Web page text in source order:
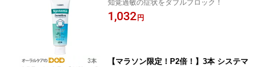
g 1本【医薬部外品】【歯磨き粉 フッ
素】【メール便不可】
知覚過敏の症状をダブルブロック！
1,032 円
【マラソン限定！P2倍！】3本 システマ